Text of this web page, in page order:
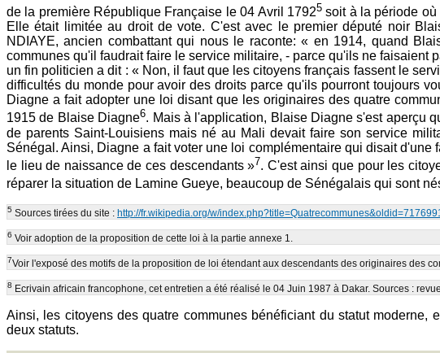
de la première République Française le 04 Avril 17925soit à la période où
Elle était limitée au droit de vote. C'est avec le premier député noir
NDIAYE, ancien combattant qui nous le raconte: « en 1914, quand
communes qu'il faudrait faire le service militaire, - parce qu'ils ne
un fin politicien a dit : « Non, il faut que les citoyens français fassent le
difficultés du monde pour avoir des droits parce qu'ils pourront toujours
Diagne a fait adopter une loi disant que les originaires des quatre
1915 de Blaise Diagne6. Mais à l'application, Blaise Diagne s'est aperçu
de parents Saint-Louisiens mais né au Mali devait faire son service
Sénégal. Ainsi, Diagne a fait voter une loi complémentaire qui disait
le lieu de naissance de ces descendants »7. C'est ainsi que pour les
réparer la situation de Lamine Gueye, beaucoup de Sénégalais qui sont
5 Sources tirées du site : http://fr.wikipedia.org/w/
6 Voir adoption de la proposition de cette loi à la partie annexe 1.
7Voir l'exposé des motifs de la proposition de loi étendant aux descendants des originaires des
8 Ecrivain africain francophone, cet entretien a été réalisé le 04 Juin 1987 à Dakar. Sources :
Ainsi, les citoyens des quatre communes bénéficiant du statut
deux statuts.